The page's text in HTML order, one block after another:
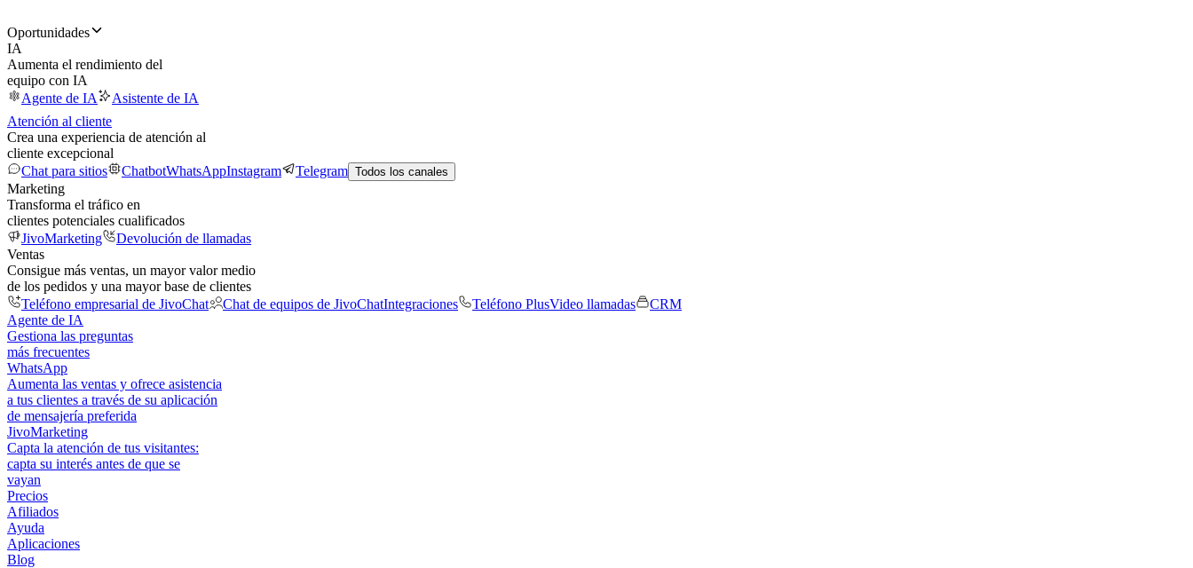
Oportunidades
IA
Aumenta el rendimiento del
equipo con IA
Agente de IA
Asistente de IA
Atención al cliente
Crea una experiencia de atención al
cliente excepcional
Chat para sitios
ChatbotWhatsAppInstagram Telegram Todos los canales
Marketing
Transforma el tráfico en
clientes potenciales cualificados
JivoMarketing
Devolución de llamadas
Ventas
Consigue más ventas, un mayor valor medio
de los pedidos y una mayor base de clientes
Teléfono empresarial de JivoChat
Chat de equipos de JivoChatIntegraciones Teléfono PlusVideo llamadas
CRM
Agente de IA
Gestiona las preguntas
más frecuentes
WhatsApp
Aumenta las ventas y ofrece asistencia
a tus clientes a través de su aplicación
de mensajería preferida
JivoMarketing
Capta la atención de tus visitantes:
capta su interés antes de que se
vayan
Precios
Afiliados
Ayuda
Aplicaciones
Blog